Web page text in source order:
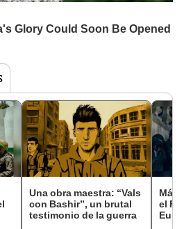
Una obra maestra: “Vals
con Bashir”, un brutal
testimonio de la guerra
Más
el